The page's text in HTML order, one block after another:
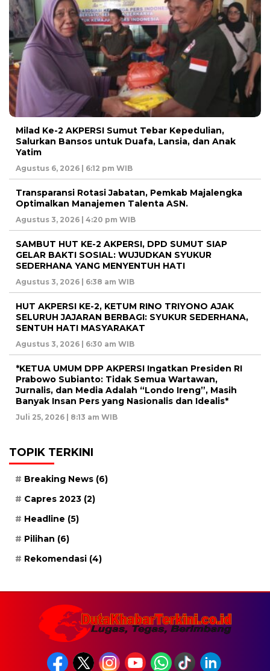
Milad Ke-2 AKPERSI Sumut Tebar Kepedulian,
Salurkan Bansos untuk Duafa, Lansia, dan Anak
Yatim
Agustus 6, 2026 | 6:12 pm WIB
Transparansi Rotasi Jabatan, Pemkab Majalengka
Optimalkan Manajemen Talenta ASN.
Agustus 3, 2026 | 4:20 pm WIB
SAMBUT HUT KE-2 AKPERSI, DPD SUMUT SIAP
GELAR BAKTI SOSIAL: WUJUDKAN SYUKUR
SEDERHANA YANG MENYENTUH HATI
Agustus 3, 2026 | 6:38 am WIB
HUT AKPERSI KE-2, KETUM RINO TRIYONO AJAK
SELURUH JAJARAN BERBAGI: SYUKUR SEDERHANA,
SENTUH HATI MASYARAKAT
Agustus 3, 2026 | 6:30 am WIB
*KETUA UMUM DPP AKPERSI Ingatkan Presiden RI
Prabowo Subianto: Tidak Semua Wartawan,
Jurnalis, dan Media Adalah “Londo Ireng”, Masih
Banyak Insan Pers yang Nasionalis dan Idealis*
Juli 25, 2026 | 8:13 am WIB
TOPIK TERKINI
Breaking News (6)
Capres 2023 (2)
Headline (5)
Pilihan (6)
Rekomendasi (4)